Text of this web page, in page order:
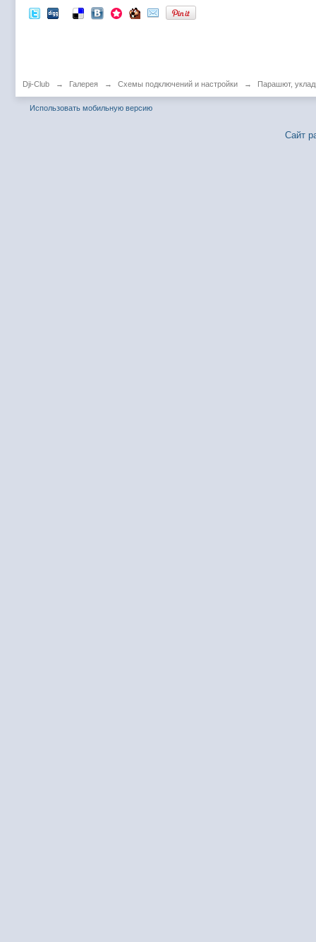
Dji-Club → Галерея → Схемы подключений и настройки → Парашют,
Использовать мобильную версию
Сайт